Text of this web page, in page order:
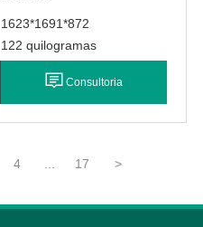
1623*1691*872
122 quilogramas
Consultoria
4 17 >